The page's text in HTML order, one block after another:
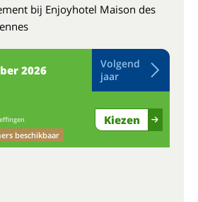
bij Enjoyhotel Maison des
2026
Volgend
jaar
beschikbaar
Kiezen